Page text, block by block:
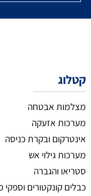
קטלוג
מצלמות אבטחה
מערכות אזעקה
אינטרקום ובקרת כניסה
מערכות גילוי אש
סטריאו והגברה
כבלים קונקטורים וספקי